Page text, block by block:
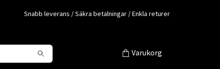
Snabb leverans / Säkra betalningar / Enkla returer
Varukorg